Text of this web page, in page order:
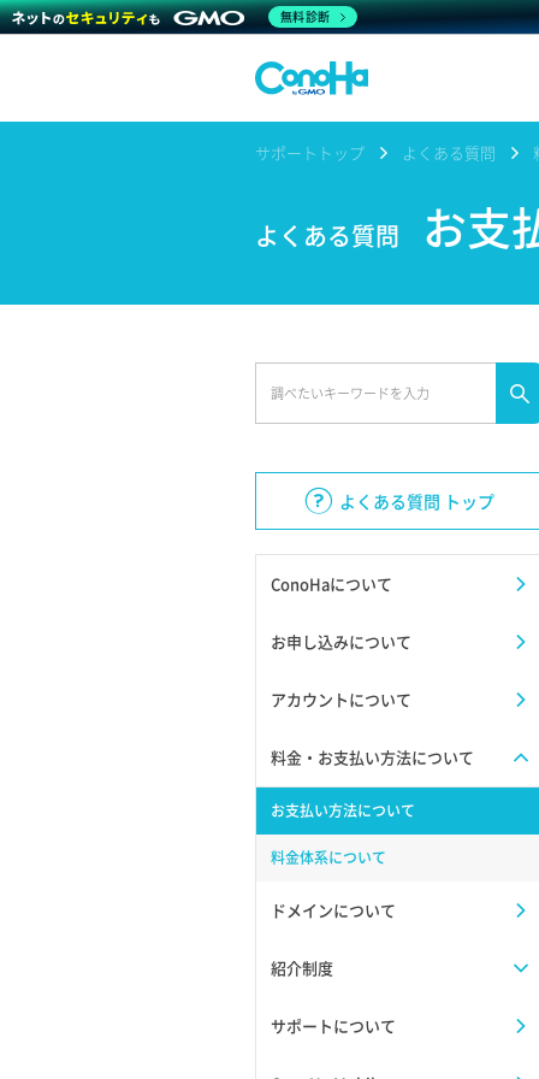
サポートトップ よくある質問
よくある質問 お支
よくある質問 トップ
ConoHaについて
お申し込みについて
アカウントについて
料金・お支払い方法について
お支払い方法について
料金体系について
ドメインについて
紹介制度
サポートについて
無料診断